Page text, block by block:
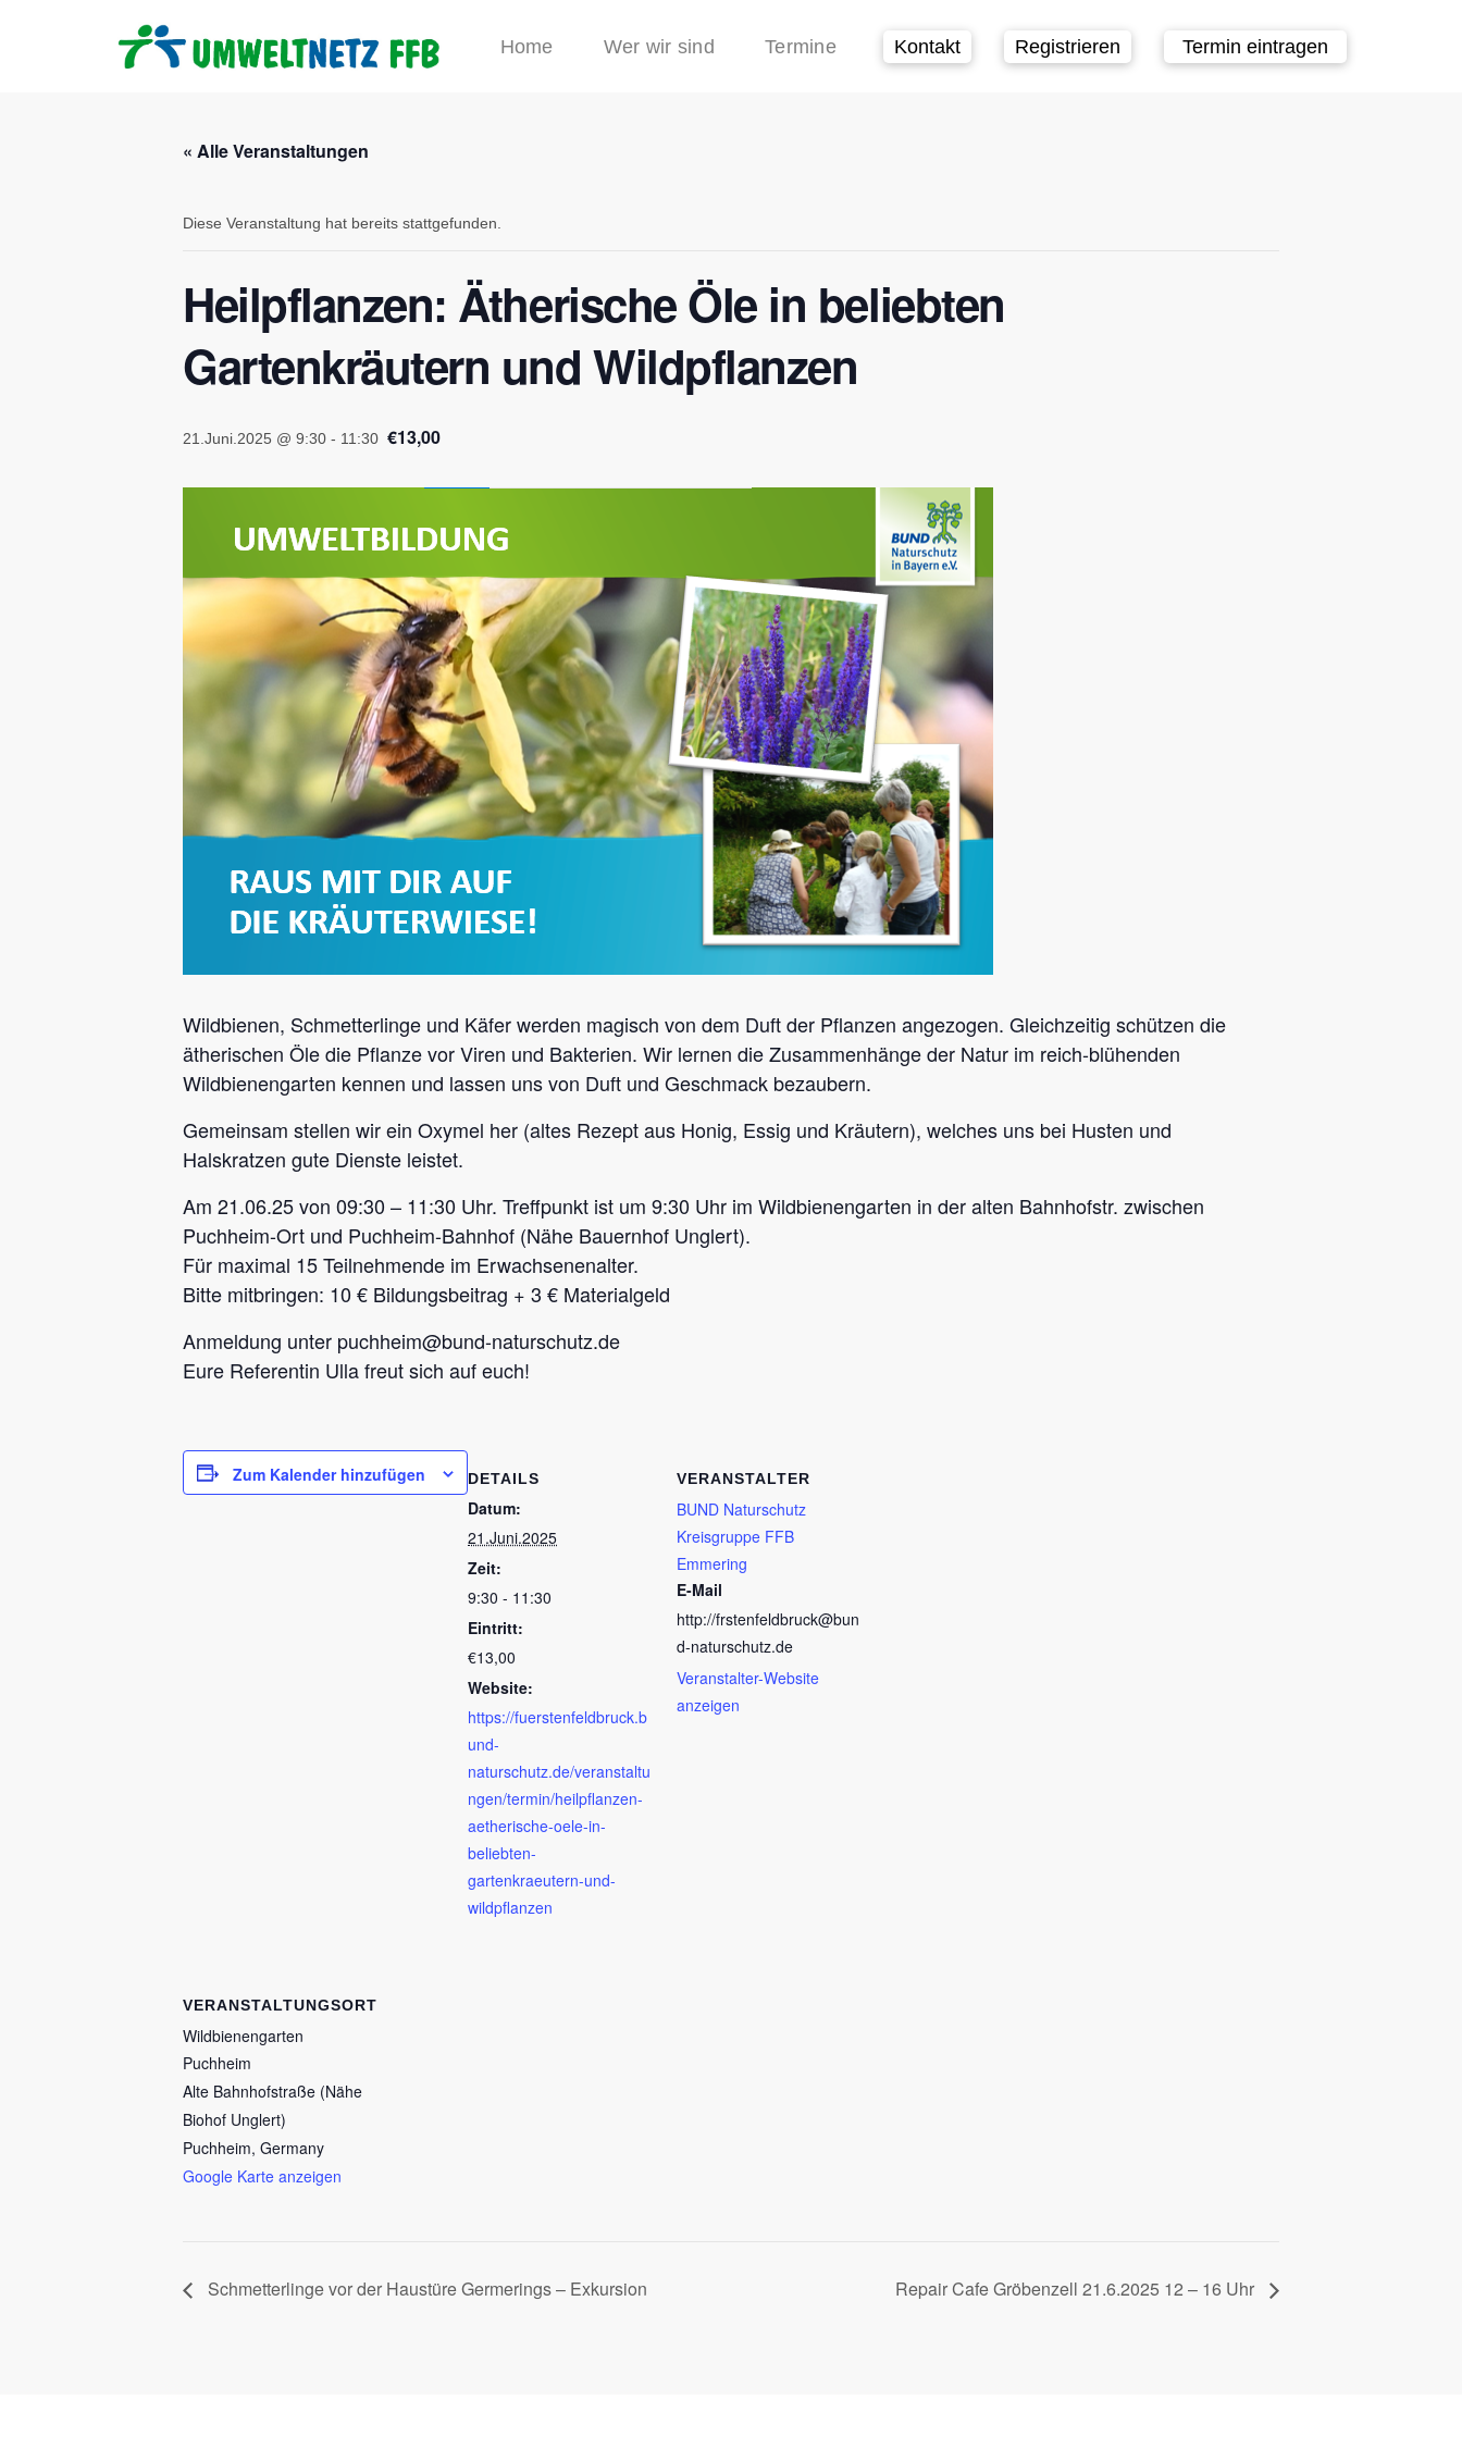
Home Wer wir sind Termine Kontakt Registrieren Termin eintragen
« Alle Veranstaltungen
Diese Veranstaltung hat bereits stattgefunden.
Heilpflanzen: Ätherische Öle in beliebten
Gartenkräutern und Wildpflanzen
21.Juni.2025 @ 9:30 - 11:30 €13,00
Wildbienen, Schmetterlinge und Käfer werden magisch von dem Duft der Pflanzen angezogen. Gleichzeitig schützen die
ätherischen Öle die Pflanze vor Viren und Bakterien. Wir lernen die Zusammenhänge der Natur im reich-blühenden
Wildbienengarten kennen und lassen uns von Duft und Geschmack bezaubern.
Gemeinsam stellen wir ein Oxymel her (altes Rezept aus Honig, Essig und Kräutern), welches uns bei Husten und
Halskratzen gute Dienste leistet.
Am 21.06.25 von 09:30 – 11:30 Uhr. Treffpunkt ist um 9:30 Uhr im Wildbienengarten in der alten Bahnhofstr. zwischen
Puchheim-Ort und Puchheim-Bahnhof (Nähe Bauernhof Unglert).
Für maximal 15 Teilnehmende im Erwachsenenalter.
Bitte mitbringen: 10 € Bildungsbeitrag + 3 € Materialgeld
Anmeldung unter puchheim@bund-naturschutz.de
Eure Referentin Ulla freut sich auf euch!
Zum Kalender hinzufügen DETAILS
Datum:
21.Juni.2025
Zeit:
9:30 - 11:30
Eintritt:
€13,00
Website:
https://fuerstenfeldbruck.b
und-
naturschutz.de/veranstaltu
ngen/termin/heilpflanzen-
aetherische-oele-in-
beliebten-
gartenkraeutern-und-
wildpflanzen
VERANSTALTER
BUND Naturschutz
Kreisgruppe FFB
Emmering
E-Mail
http://frstenfeldbruck@bun
d-naturschutz.de
Veranstalter-Website
anzeigen
VERANSTALTUNGSORT
Wildbienengarten
Puchheim
Alte Bahnhofstraße (Nähe
Biohof Unglert)
Puchheim, Germany
Google Karte anzeigen
Schmetterlinge vor der Haustüre Germerings – Exkursion Repair Cafe Gröbenzell 21.6.2025 12 – 16 Uhr